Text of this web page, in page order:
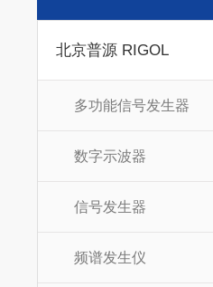
北京普源 RIGOL
多功能信号发生器
数字示波器
信号发生器
频谱发生仪